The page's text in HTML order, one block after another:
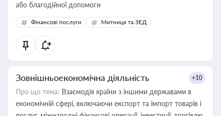
або благодійної допомоги
Фінансові послуги Митниця та ЗЕД
Зовнішньоекономічна діяльність +10
Про що тема: Взаємодія країни з іншими державами в
економічній сфері, включаючи експорт та імпорт товарів і